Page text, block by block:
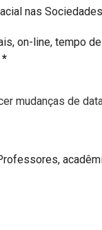
nas
on-line, tempo
*
mudanças de